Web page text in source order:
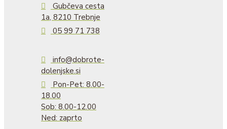
Gubčeva cesta
1a, 8210 Trebnje
05 99 71 738
info@dobrote-
dolenjske.si
Pon-Pet: 8.00-
18.00
Sob: 8.00-12.00
Ned: zaprto